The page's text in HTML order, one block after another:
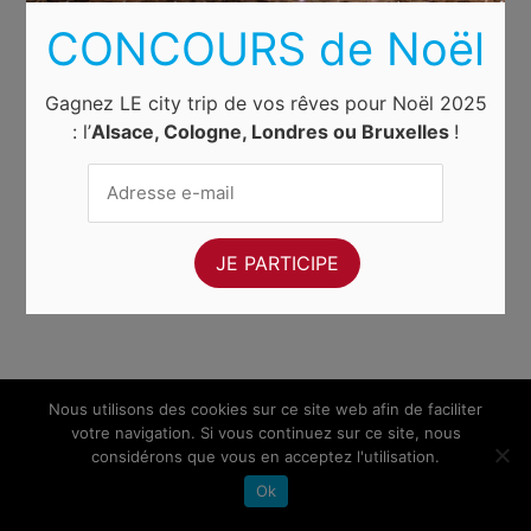
Nous utilisons des cookies sur ce site web afin de faciliter
votre navigation. Si vous continuez sur ce site, nous
considérons que vous en acceptez l'utilisation.
Ok
CONCOURS de Noël
Gagnez LE city trip de vos rêves pour Noël 2025
: l’Alsace, Cologne, Londres ou Bruxelles !